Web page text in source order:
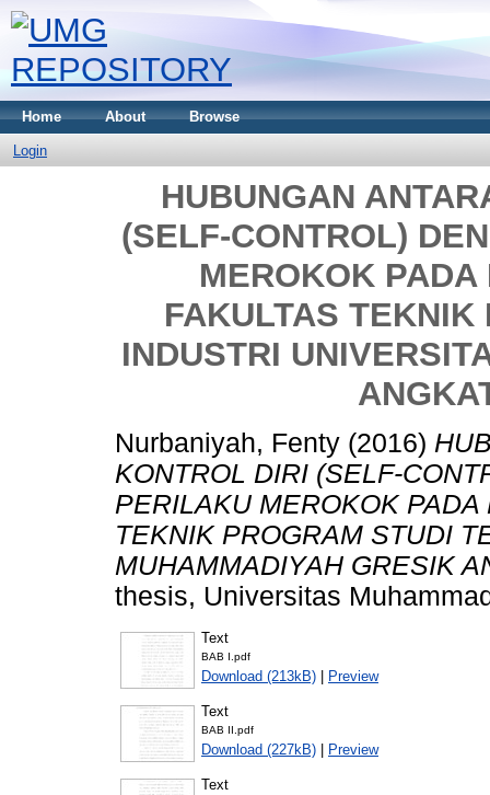
Home About Browse
Login
HUBUNGAN
(SELF-CONTROL)
MEROKOK
FAKULTAS
INDUSTRI
Nurbaniyah, Fenty (2016)
KONTROL DIRI (SELF-
PERILAKU MEROKOK
TEKNIK PROGRAM STUDI
MUHAMMADIYAH GRESIK
thesis, Universitas
Text
BAB I.pdf
Download (213kB) | Preview
Text
BAB II.pdf
Download (227kB) | Preview
Text